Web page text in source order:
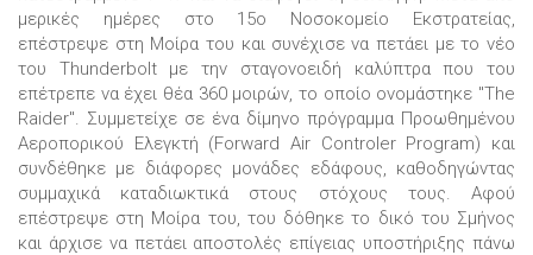
μερικές ημέρες στο 15ο Νοσοκομείο Εκστρατείας,
επέστρεψε στη Μοίρα του και συνέχισε να πετάει με το νέο
του Thunderbolt με την σταγονοειδή καλύπτρα που του
επέτρεπε να έχει θέα 360 μοιρών, το οποίο ονομάστηκε "The
Raider". Συμμετείχε σε ένα δίμηνο πρόγραμμα Προωθημένου
Αεροπορικού Ελεγκτή (Forward Air Controler Program) και
συνδέθηκε με διάφορες μονάδες εδάφους, καθοδηγώντας
συμμαχικά καταδιωκτικά στους στόχους τους. Αφού
επέστρεψε στη Μοίρα του, του δόθηκε το δικό του Σμήνος
και άρχισε να πετάει αποστολές επίγειας υποστήριξης πάνω